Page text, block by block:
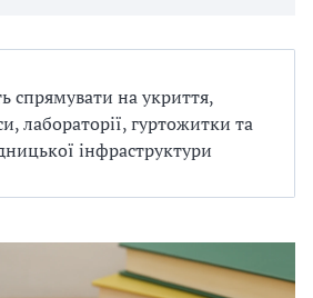
спрямувати на укриття,
лабораторії, гуртожитки та
інфраструктури